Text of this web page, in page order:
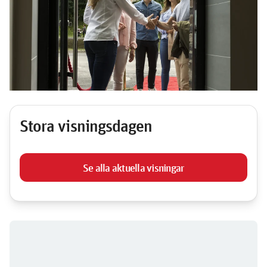
Vi bygger bostäder över hela Sverige. Allt från
bostadsrätter, äganderätter till seniorbostäder för
dig som fyllt 55 år. Nu bjuder vi in till visning av
våra aktuella bostäder. Stabila grunder för livets
under, helt enkelt.
Stora visningsdagen
Se alla aktuella visningar